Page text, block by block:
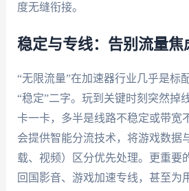
度无缝衔接。
稳定与专线：告别流量焦
“无限流量”在加速器行业几乎是标
“稳定”二字。玩到关键时刻突然掉
卡一卡，多半是线路不稳定或带宽
会提供智能分流技术，将游戏数据
载、视频）区分优先处理。更重要
回国影音、游戏加速专线，甚至为